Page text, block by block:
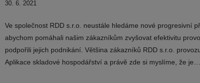
30. 6. 2021
Ve společnost RDD s.r.o. neustále hledáme nové progresivní
abychom pomáhali našim zákazníkům zvyšovat efektivitu
podpořili jejich podnikání. Většina zákazníků RDD s.r.o.
Aplikace skladové hospodářství a právě zde si myslíme, že je…